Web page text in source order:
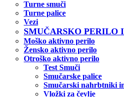
Turne smuči
Turne palice
Vezi
SMUČARSKO PERILO
Moško aktivno perilo
Žensko aktivno perilo
Otroško aktivno perilo
Test Smuči
Smučarske palice
Smučarski nahrbtniki
Vložki za čevlje